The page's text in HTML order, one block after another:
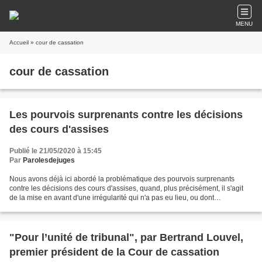
MENU
Accueil » cour de cassation
cour de cassation
Les pourvois surprenants contre les décisions
des cours d'assises
Publié le 21/05/2020 à 15:45
Par Parolesdejuges
Nous avons déjà ici abordé la problématique des pourvois surprenants
contre les décisions des cours d'assises, quand, plus précisément, il s'agit
de la mise en avant d'une irrégularité qui n'a pas eu lieu, ou dont
"Pour l’unité de tribunal", par Bertrand Louvel,
premier président de la Cour de cassation